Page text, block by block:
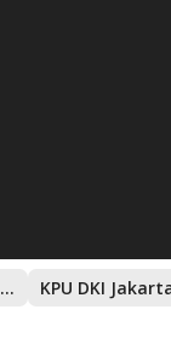
Alat peraga Pemilu KPU DKI